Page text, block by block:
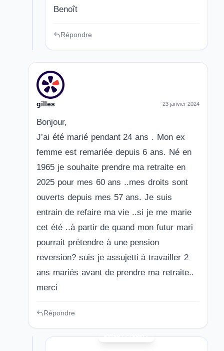
Benoît
Répondre
gilles 23 janvier 2024
Bonjour,
J’ai été marié pendant 24 ans . Mon ex
femme est remariée depuis 6 ans. Né en
1965 je souhaite prendre ma retraite en
2025 pour mes 60 ans ..mes droits sont
ouverts depuis mes 57 ans. Je suis
entrain de refaire ma vie ..si je me marie
cet été ..à partir de quand mon futur mari
pourrait prétendre à une pension
reversion? suis je assujetti à travailler 2
ans mariés avant de prendre ma retraite..
merci
Répondre